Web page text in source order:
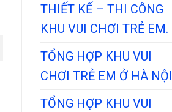
THIẾT KẾ – THI CÔNG
KHU VUI CHƠI TRẺ EM.
TỔNG HỢP KHU VUI
CHƠI TRẺ EM Ở HÀ NỘI
TỔNG HỢP KHU VUI